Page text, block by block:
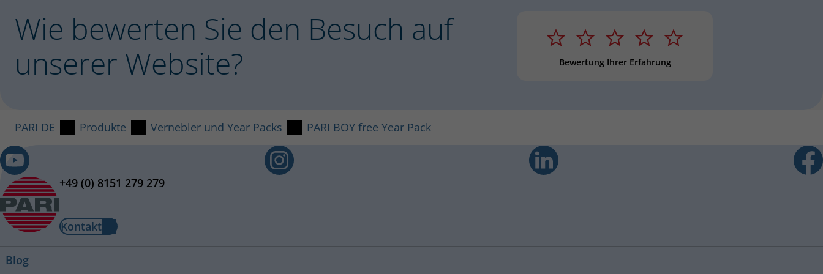
PARI Mundstück universell
Bestell-Nr.: 022E3050
PZN: 00078574
bezogen werden.
Wie bewerten Sie den Besuch auf
unserer Website?
1 Stern 2 Sterne3 Sterne4 Sterne5 Sterne
Bewertung Ihrer Erfahrung
PARI DE Produkte Vernebler und Year Packs PARI BOY free Year Pack
+49 (0) 8151 279 279
Kontakt
Blog